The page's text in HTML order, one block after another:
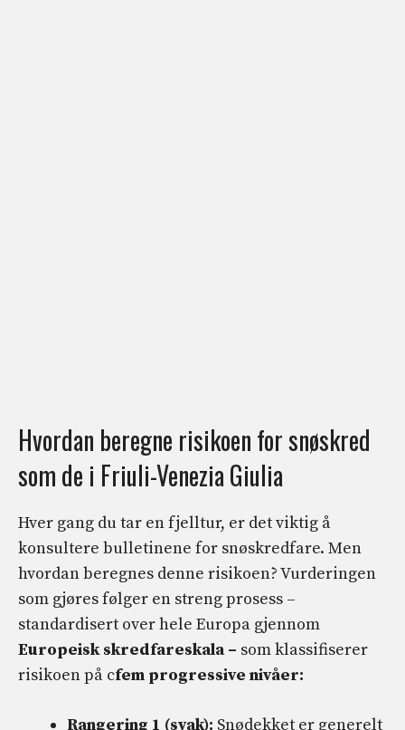
Hvordan beregne risikoen for snøskred
som de i Friuli-Venezia Giulia
Hver gang du tar en fjelltur, er det viktig å
konsultere bulletinene for snøskredfare. Men
hvordan beregnes denne risikoen? Vurderingen
som gjøres følger en streng prosess –
standardisert over hele Europa gjennom
Europeisk skredfareskala – som klassifiserer
risikoen på cfem progressive nivåer:
Rangering 1 (svak): Snødekket er generelt